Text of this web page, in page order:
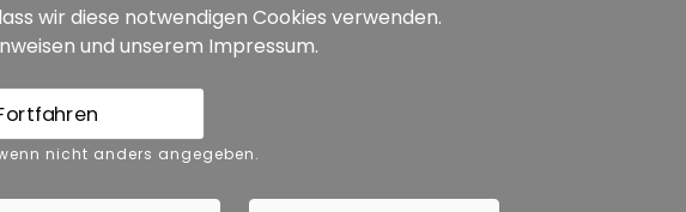
widerrufen
Widerrufsbelehrung
Copyright ©
wir diese notwendigen Cookies verwenden.
und unserem Impressum.
nicht anders angegeben.